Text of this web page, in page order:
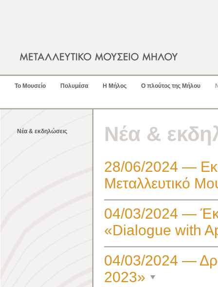
Το Μουσείο Πολυμέσα Η Μήλος Ο πλούτος της Μήλου
Νέα & εκδηλώσεις Νέα &
28/06/2024 —
Μεταλλευτικό
04/03/2024 —
«Dialogue with
04/03/2024 —
2023»